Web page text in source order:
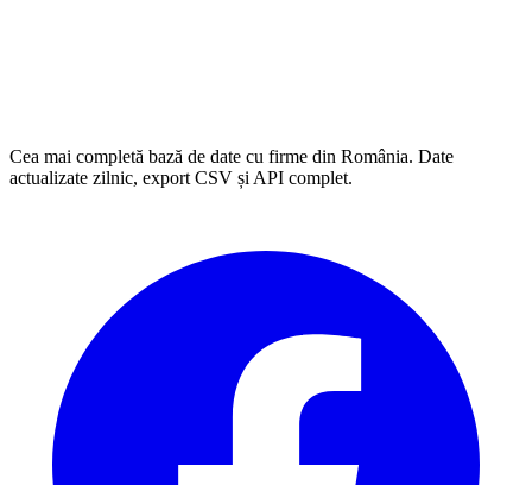
Cea mai completă bază de date cu firme din România. Date
actualizate zilnic, export CSV și API complet.